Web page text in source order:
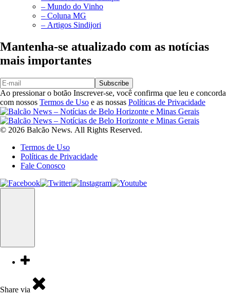
– Mundo do Vinho
– Coluna MG
– Artigos Sindijori
Mantenha-se atualizado com as notícias
mais importantes
Subscribe
Ao pressionar o botão Inscrever-se, você confirma que leu e concorda
com nossos Termos de Uso e as nossas Políticas de Privacidade
© 2026 Balcão News. All Rights Reserved.
Termos de Uso
Políticas de Privacidade
Fale Conosco
Share via